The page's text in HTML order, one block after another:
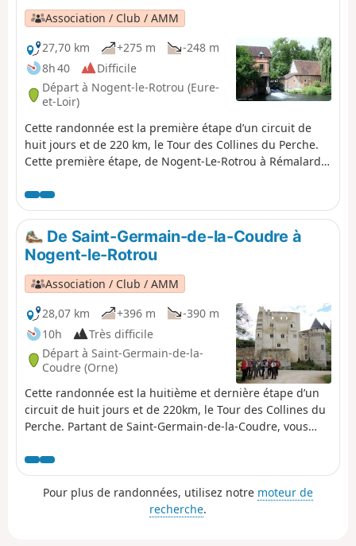
Association / Club / AMM
27,70 km
+275 m
-248 m
8h 40
Difficile
Départ à Nogent-le-Rotrou (Eure-
et-Loir)
Cette randonnée est la première étape d’un circuit de
huit jours et de 220 km, le Tour des Collines du Perche.
Cette première étape, de Nogent-Le-Rotrou à Rémalard,
splendides paysages du Perche : des forêts sillonnées de
chemins creux couverts, des rivières lascives, et, le long
du chemin, des chapelles, des fontaines, des puits et
quelques manoirs.
De Saint-Germain-de-la-Coudre à
Nogent-le-Rotrou
Association / Club / AMM
28,07 km
+396 m
-390 m
10h
Très difficile
Départ à Saint-Germain-de-la-
Coudre (Orne)
Cette randonnée est la huitième et dernière étape d’un
circuit de huit jours et de 220km, le Tour des Collines du
Perche. Partant de Saint-Germain-de-la-Coudre, vous
plateau sur la rive gauche de l’Huisne que vous
franchirez au Theil. La trace, riche en panoramas, vous
amènera à Nogent-le-Rotrou au pied du Château Saint-
Jean. Il ne vous restera plus alors que la traversée des
Pour plus de randonnées, utilisez notre moteur de
recherche.